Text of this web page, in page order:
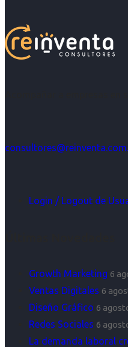
Acompañar a empresas
Login / Logout de
Growth Marketing 6
Ventas Digitales 6
Diseño Gráfico 6
Redes Sociales 6
La demanda laboral